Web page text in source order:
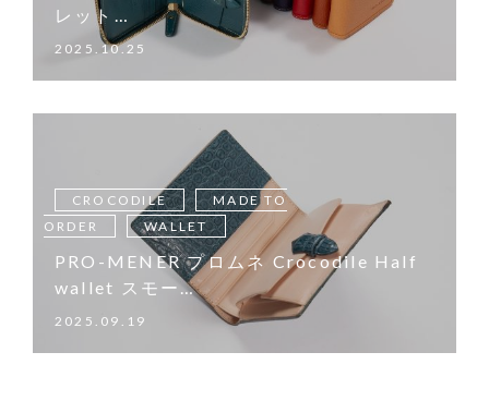
レット…
2025.10.25
CROCODILE
MADE TO
ORDER
WALLET
PRO-MENER プロムネ Crocodile Half
wallet スモー…
2025.09.19